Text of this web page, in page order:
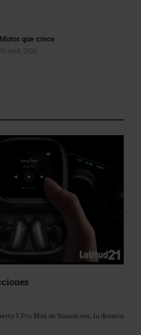
que crece
30 abril, 2026
5 Pro Max de Soundcore, la división